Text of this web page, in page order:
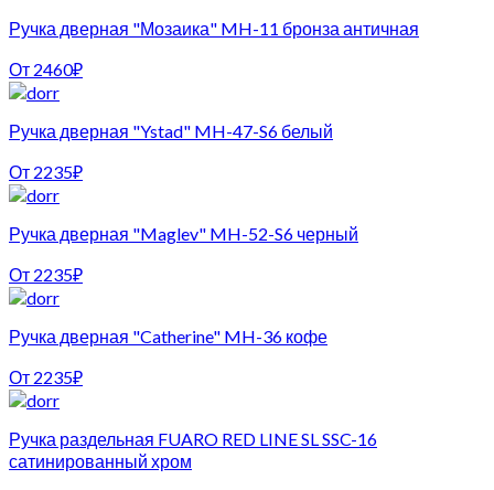
Ручка дверная "Мозаика" MH-11 бронза античная
От 2460₽
Ручка дверная "Ystad" MH-47-S6 белый
От 2235₽
Ручка дверная "Maglev" MH-52-S6 черный
От 2235₽
Ручка дверная "Catherine" MH-36 кофе
От 2235₽
Ручка раздельная FUARO RED LINE SL SSC-16
сатинированный хром